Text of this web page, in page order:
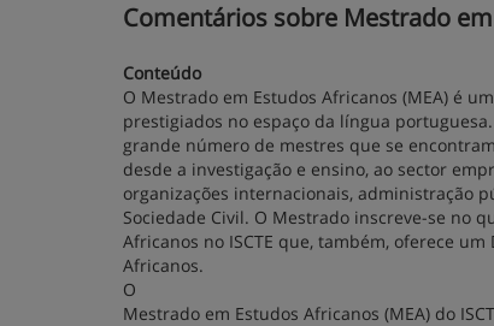
Comentários sobre Mestrado
Conteúdo
O Mestrado em Estudos Africanos (MEA) é
prestigiados no espaço da língua
grande número de mestres que se
desde a investigação e ensino, ao sector
organizações internacionais, administração
Sociedade Civil. O Mestrado inscreve-se no
Africanos no ISCTE que, também, oferece
Africanos.
O
Mestrado em Estudos Africanos (MEA) do